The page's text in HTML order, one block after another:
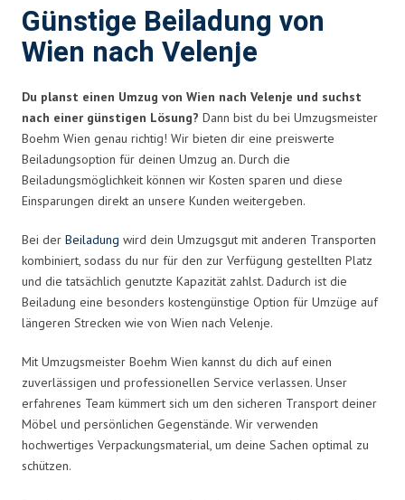
Günstige Beiladung von
Wien nach Velenje
Du planst einen Umzug von Wien nach Velenje und suchst
nach einer günstigen Lösung? Dann bist du bei Umzugsmeister
Boehm Wien genau richtig! Wir bieten dir eine preiswerte
Beiladungsoption für deinen Umzug an. Durch die
Beiladungsmöglichkeit können wir Kosten sparen und diese
Einsparungen direkt an unsere Kunden weitergeben.
Bei der Beiladung wird dein Umzugsgut mit anderen Transporten
kombiniert, sodass du nur für den zur Verfügung gestellten Platz
und die tatsächlich genutzte Kapazität zahlst. Dadurch ist die
Beiladung eine besonders kostengünstige Option für Umzüge auf
längeren Strecken wie von Wien nach Velenje.
Mit Umzugsmeister Boehm Wien kannst du dich auf einen
zuverlässigen und professionellen Service verlassen. Unser
erfahrenes Team kümmert sich um den sicheren Transport deiner
Möbel und persönlichen Gegenstände. Wir verwenden
hochwertiges Verpackungsmaterial, um deine Sachen optimal zu
schützen.